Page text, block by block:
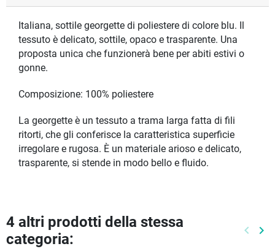
Italiana, sottile georgette di poliestere di colore blu. Il
tessuto è delicato, sottile, opaco e trasparente. Una
proposta unica che funzionerà bene per abiti estivi o
gonne.
Composizione: 100% poliestere
La georgette è un tessuto a trama larga fatta di fili
ritorti, che gli conferisce la caratteristica superficie
irregolare e rugosa. È un materiale arioso e delicato,
trasparente, si stende in modo bello e fluido.
4 altri prodotti della stessa
categoria:
keyboard_arrow_left keyboard_arrow_right